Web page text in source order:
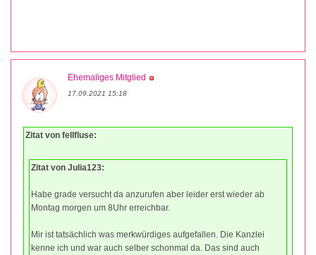
Ehemaliges Mitglied
17.09.2021 15:18
Zitat von fellfluse:
Zitat von Julia123:
Habe grade versucht da anzurufen aber leider erst wieder ab
Montag morgen um 8Uhr erreichbar.
Mir ist tatsächlich was merkwürdiges aufgefallen. Die Kanzlei
kenne ich und war auch selber schonmal da. Das sind auch